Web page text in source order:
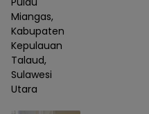
Miangas,
Kabupaten
Kepulauan
Talaud,
Sulawesi
Utara